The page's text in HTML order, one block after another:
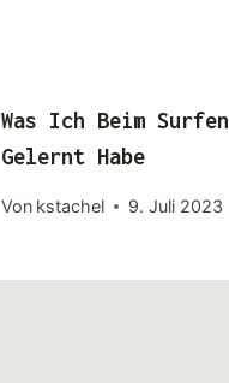
Was Ich Beim Surfen
Gelernt Habe
Von kstachel 9. Juli 2023